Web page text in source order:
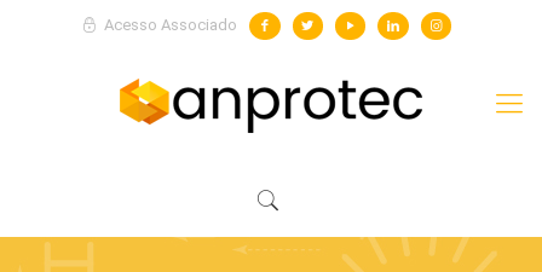
Acesso Associado